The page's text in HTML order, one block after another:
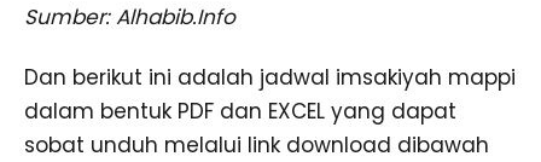
Sumber: Alhabib.Info
Dan berikut ini adalah jadwal imsakiyah mappi
dalam bentuk PDF dan EXCEL yang dapat
sobat unduh melalui link download dibawah